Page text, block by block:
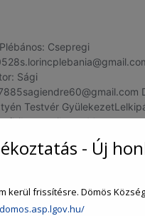
- Új
kerül frissítésre. Dömös